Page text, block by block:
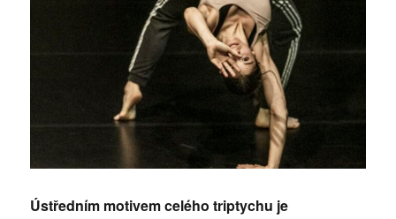
Ústředním motivem celého triptychu je